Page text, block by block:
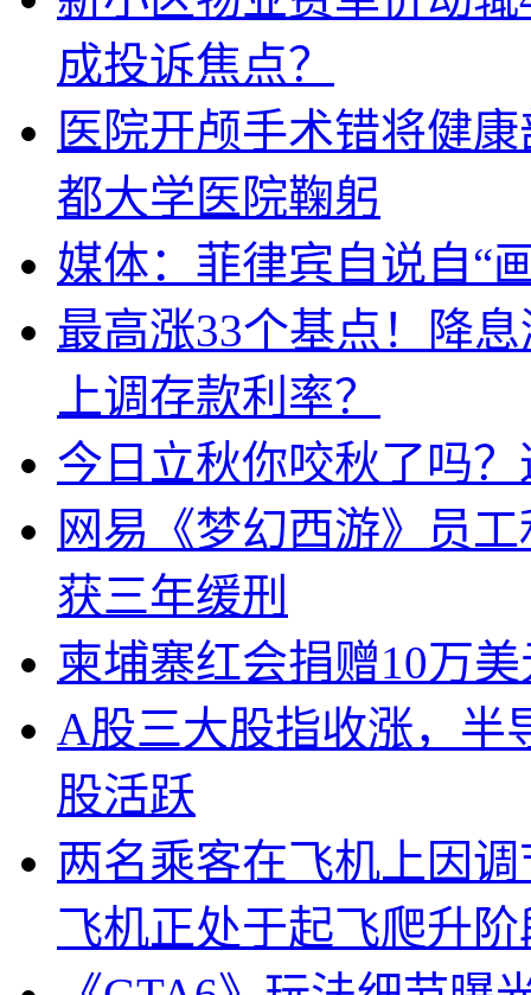
成投诉焦点？
医院开颅手术错将健
都大学医院鞠躬
媒体：菲律宾自说自“
最高涨33个基点！降
上调存款利率？
今日立秋你咬秋了吗
网易《梦幻西游》员
获三年缓刑
柬埔寨红会捐赠10万
A股三大股指收涨，半
股活跃
两名乘客在飞机上因
飞机正处于起飞爬升阶